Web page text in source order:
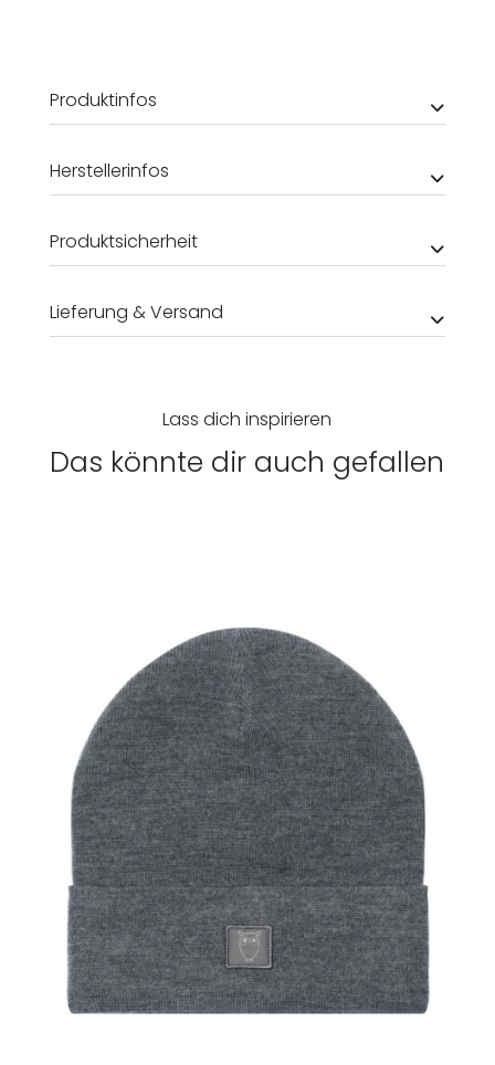
Accessoires
Gutscheine
Über uns
Produktinfos
Herstellerinfos
Produktsicherheit
Lieferung & Versand
Lass dich inspirieren
Das könnte dir auch gefallen